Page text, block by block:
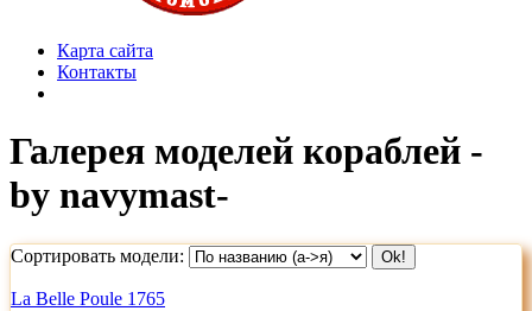
Карта сайта
Контакты
Галерея моделей кораблей -
by navymast-
Сортировать модели:
La Belle Poule 1765